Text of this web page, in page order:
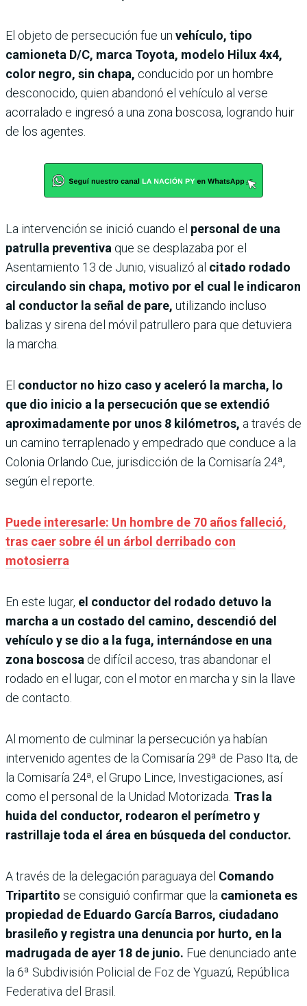
El objeto de persecución fue un vehículo, tipo
camioneta D/C, marca Toyota, modelo Hilux 4x4,
color negro, sin chapa, conducido por un hombre
desconocido, quien abandonó el vehículo al verse
acorralado e ingresó a una zona boscosa, logrando huir
de los agentes.
La intervención se inició cuando el personal de una
patrulla preventiva que se desplazaba por el
Asentamiento 13 de Junio, visualizó al citado rodado
circulando sin chapa, motivo por el cual le indicaron
al conductor la señal de pare, utilizando incluso
balizas y sirena del móvil patrullero para que detuviera
la marcha.
El conductor no hizo caso y aceleró la marcha, lo
que dio inicio a la persecución que se extendió
aproximadamente por unos 8 kilómetros, a través de
un camino terraplenado y empedrado que conduce a la
Colonia Orlando Cue, jurisdicción de la Comisaría 24ª,
según el reporte.
Puede interesarle: Un hombre de 70 años falleció,
tras caer sobre él un árbol derribado con
motosierra
En este lugar, el conductor del rodado detuvo la
marcha a un costado del camino, descendió del
vehículo y se dio a la fuga, internándose en una
zona boscosa de difícil acceso, tras abandonar el
rodado en el lugar, con el motor en marcha y sin la llave
de contacto.
Al momento de culminar la persecución ya habían
intervenido agentes de la Comisaría 29ª de Paso Ita, de
la Comisaría 24ª, el Grupo Lince, Investigaciones, así
como el personal de la Unidad Motorizada. Tras la
huida del conductor, rodearon el perímetro y
rastrillaje toda el área en búsqueda del conductor.
A través de la delegación paraguaya del Comando
Tripartito se consiguió confirmar que la camioneta es
propiedad de Eduardo García Barros, ciudadano
brasileño y registra una denuncia por hurto, en la
madrugada de ayer 18 de junio. Fue denunciado ante
la 6ª Subdivisión Policial de Foz de Yguazú, República
Federativa del Brasil.